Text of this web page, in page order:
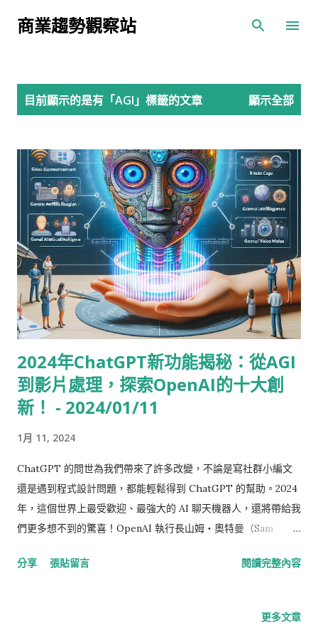
跳到主要內容
商業趨勢觀察站
目前顯示的是有「AGI 」標籤的文章 顯示全部
2024年ChatGPT新功能揭秘：從AGI
到影片處理，探索OpenAI的十大創
新！ - 2024/01/11
1月 11, 2024
ChatGPT 的問世為我們帶來了許多改變，不論是寫社群小編文
還是遇到程式設計問題，都能輕鬆得到 ChatGPT 的幫助。2024
年，這個世界上最受歡迎、最強大的 AI 聊天機器人，還將帶給我
們更多想不到的驚喜！OpenAI 執行長山姆・奧特曼（Sam
OpenAI 創建或修復什麼？”吸引了超過 1,700 則留言。奧特曼聽
分享 張貼留言 閱讀完整內容
更多文章